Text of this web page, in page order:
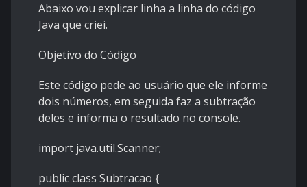
Abaixo vou explicar linha a linha do código
Java que criei.
Objetivo do Código
Este código pede ao usuário que ele informe
dois números, em seguida faz a subtração
deles e informa o resultado no console.
import java.util.Scanner;
public class Subtracao {